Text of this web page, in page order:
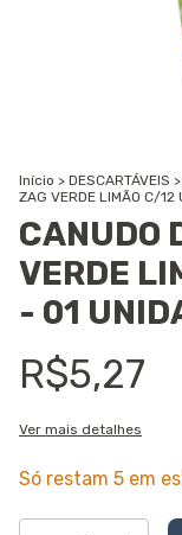
Início > DESCARTÁVEIS >
ZAG VERDE LIMÃO C/12
CANUDO
VERDE
- 01
R$5,27
Ver mais detalhes
Só restam 5 em